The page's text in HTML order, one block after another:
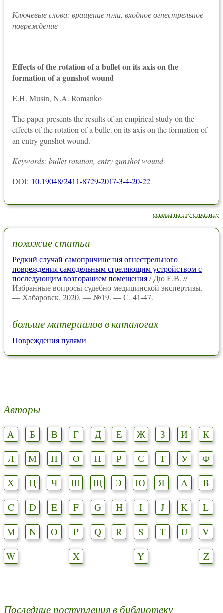
Ключевые слова: вращение пули, входное огнестрельное
повреждение
Effects of the rotation of a bullet on its axis on the
formation of a gunshot wound
E.H. Musin, N.A. Romanko
The paper presents the results of an empirical study on the
effects of the rotation of a bullet on its axis on the formation of
an entry gunshot wound.
Keywords: bullet rotation, entry gunshot wound
DOI: 10.19048/2411-8729-2017-3-4-20-22
ссылка на эту страницу
похожие статьи
Редкий случай самопричинения огнестрельного
повреждения самодельным стреляющим устройством с
последующим возгоранием помещения/ Дю Е.В. //
Избранные вопросы судебно-медицинской экспертизы.
— Хабаровск, 2020. — №19. — С. 41-47.
больше материалов в каталогах
Повреждения пулями
Авторы
А Б В Г Д Е Ж З И
К
Л
М Н О П Р С Т У
Ф
Х
Ц Ч Ш Щ Э Ю Я A
B
C
D E F G H I J K
L
M
N O P Q R S T U
V
W
X Y Z
Последние поступления в библиотеку